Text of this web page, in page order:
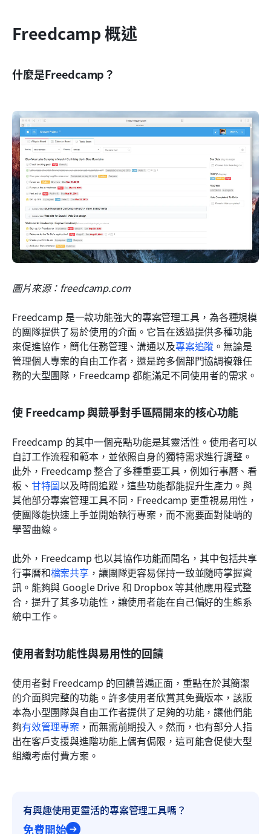
Freedcamp 概述
什麼是Freedcamp？
圖片來源：freedcamp.com
Freedcamp 是一款功能強大的專案管理工具，為各種規模
的團隊提供了易於使用的介面。它旨在透過提供多種功能
來促進協作，簡化任務管理、溝通以及專案追蹤 。無論是
管理個人專案的自由工作者，還是跨多個部門協調複雜任
務的大型團隊，Freedcamp 都能滿足不同使用者的需求。
使 Freedcamp 與競爭對手區隔開來的核心功能
Freedcamp 的其中一個亮點功能是其靈活性。使用者可以
自訂工作流程和範本，並依照自身的獨特需求進行調整。
此外，Freedcamp 整合了多種重要工具，例如行事曆、看
板、 甘特圖以及時間追蹤，這些功能都能提升生產力。與
其他部分專案管理工具不同，Freedcamp 更重視易用性，
使團隊能快速上手並開始執行專案，而不需要面對陡峭的
學習曲線。
此外，Freedcamp 也以其協作功能而聞名，其中包括共享
行事曆和檔案共享 ，讓團隊更容易保持一致並隨時掌握資
訊。能夠與 Google Drive 和 Dropbox 等其他應用程式整
合，提升了其多功能性，讓使用者能在自己偏好的生態系
統中工作。
使用者對功能性與易用性的回饋
使用者對 Freedcamp 的回饋普遍正面，重點在於其簡潔
的介面與完整的功能。許多使用者欣賞其免費版本，該版
本為小型團隊與自由工作者提供了足夠的功能，讓他們能
夠有效管理專案 ，而無需前期投入。然而，也有部分人指
出在客戶支援與進階功能上偶有侷限，這可能會促使大型
組織考慮付費方案。
有興趣使用更靈活的專案管理工具嗎？
免費開始